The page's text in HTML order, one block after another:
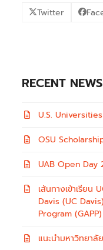
Twitter
RECENT NEWS
U.S.
OSU
UAB Open Day
เส้นทางเข้าเรียน
Davis (UC
Program (GAPP)
แนะนำมหาวิทยาลั